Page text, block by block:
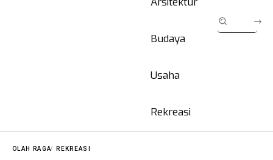
Budaya
Usaha
Rekreasi
OLAH RAGA REKREASI